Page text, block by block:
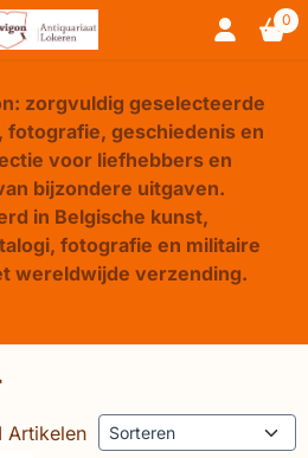
Kies instellingen of 0
zorgvuldig geselecteerde
fotografie, geschiedenis en
voor liefhebbers en
bijzondere uitgaven.
in Belgische kunst,
fotografie en militaire
wereldwijde verzending.
Artikelen Sorteermethode